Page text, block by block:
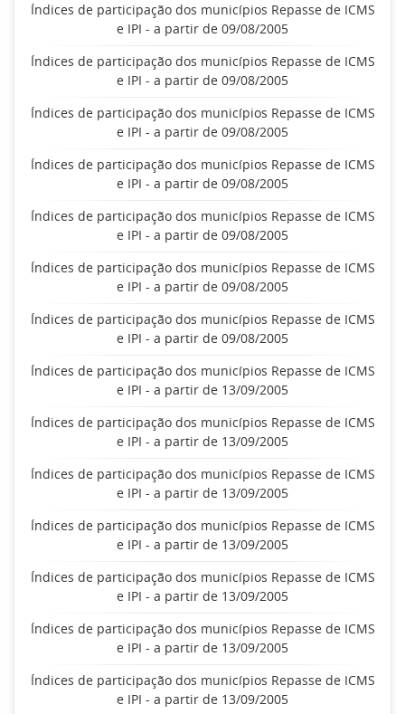
Índices de participação dos municípios Repasse de ICMS
e IPI - a partir de 09/08/2005
Índices de participação dos municípios Repasse de ICMS
e IPI - a partir de 09/08/2005
Índices de participação dos municípios Repasse de ICMS
e IPI - a partir de 09/08/2005
Índices de participação dos municípios Repasse de ICMS
e IPI - a partir de 09/08/2005
Índices de participação dos municípios Repasse de ICMS
e IPI - a partir de 09/08/2005
Índices de participação dos municípios Repasse de ICMS
e IPI - a partir de 09/08/2005
Índices de participação dos municípios Repasse de ICMS
e IPI - a partir de 09/08/2005
Índices de participação dos municípios Repasse de ICMS
e IPI - a partir de 13/09/2005
Índices de participação dos municípios Repasse de ICMS
e IPI - a partir de 13/09/2005
Índices de participação dos municípios Repasse de ICMS
e IPI - a partir de 13/09/2005
Índices de participação dos municípios Repasse de ICMS
e IPI - a partir de 13/09/2005
Índices de participação dos municípios Repasse de ICMS
e IPI - a partir de 13/09/2005
Índices de participação dos municípios Repasse de ICMS
e IPI - a partir de 13/09/2005
Índices de participação dos municípios Repasse de ICMS
e IPI - a partir de 13/09/2005